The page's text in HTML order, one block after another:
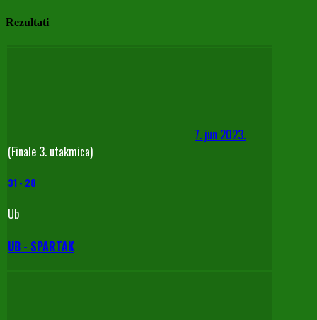
Rezultati
7. jun 2023.
(Finale 3. utakmica)
31 - 28
Ub
UB - SPARTAK